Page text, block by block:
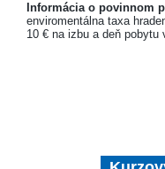
Informácia o povinnom
enviromentálna taxa
10 € na izbu a deň